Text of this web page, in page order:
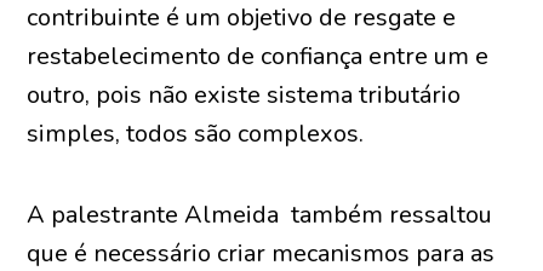
contribuinte é um objetivo de resgate e
restabelecimento de confiança entre um e
outro, pois não existe sistema tributário
simples, todos são complexos.
A palestrante Almeida também ressaltou
que é necessário criar mecanismos para as